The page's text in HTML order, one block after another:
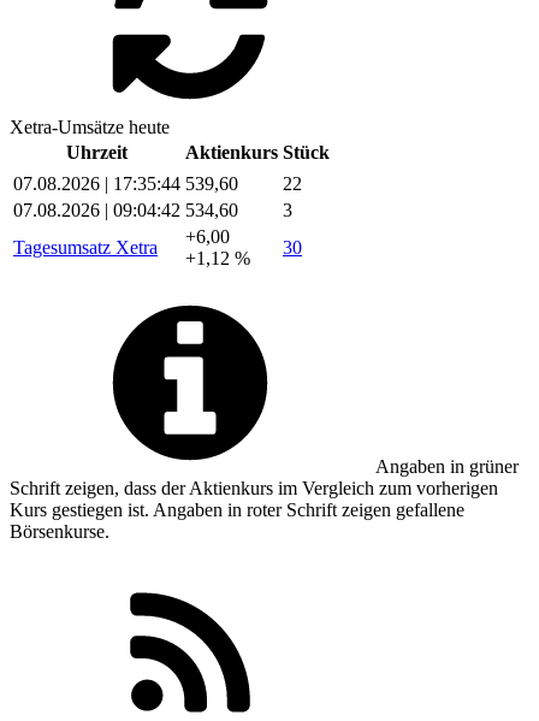
Xetra-Umsätze heute
Uhrzeit
Aktienkurs Stück
07.08.2026 | 17:35:44 539,60
22
07.08.2026 | 09:04:42 534,60
3
Tagesumsatz Xetra
+6,00
+1,12 %
30
Angaben in grüner
Schrift zeigen, dass der Aktienkurs im Vergleich zum vorherigen
Kurs gestiegen ist. Angaben in roterSchrift zeigen gefallene
Börsenkurse.